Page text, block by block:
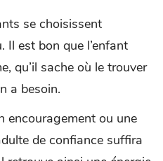
se choisissent
Il est bon que l’enfant
qu’il sache où le trouver
a besoin.
encouragement ou une
de confiance suffira